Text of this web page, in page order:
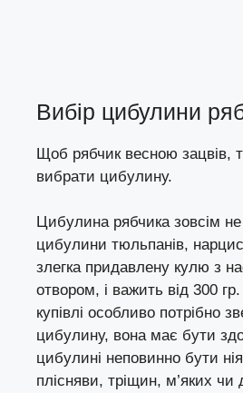
Вибір цибулини
Щоб рябчик весною зацвів,
вибрати цибулину.
Цибулина рябчика зовсім
цибулини тюльпанів,
злегка придавлену кулю з
отвором, і важить від 300
купівлі особливо потрібно
цибулину, вона має бути
цибулині неповинно бути
плісняви, тріщин, м’яких